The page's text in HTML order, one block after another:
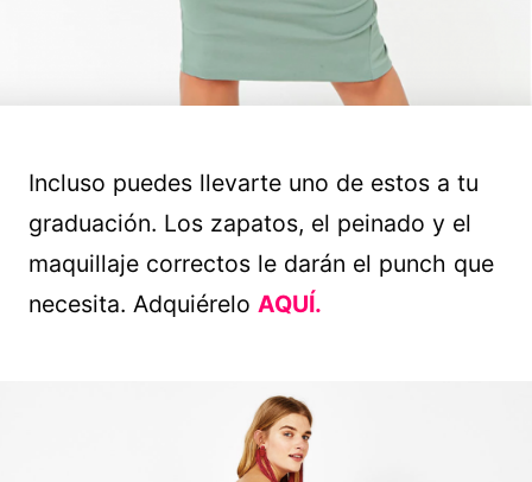
Incluso puedes llevarte uno de estos a tu
graduación. Los zapatos, el peinado y el
maquillaje correctos le darán el punch que
necesita. Adquiérelo AQUÍ.